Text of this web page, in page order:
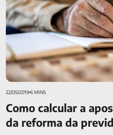
22/05/2019 6 MINS
Como calcular a
da reforma da